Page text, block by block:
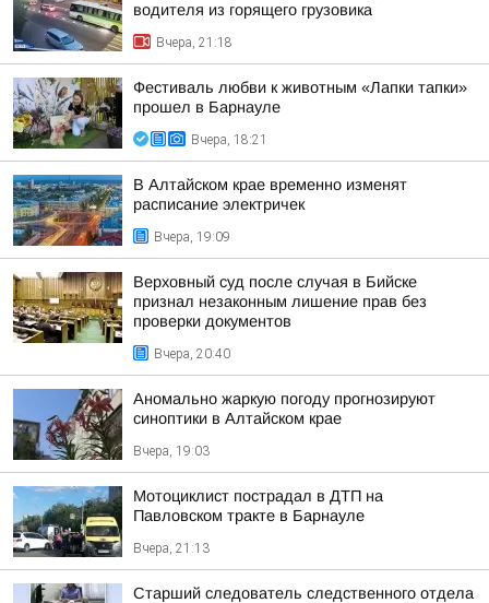
водителя из горящего грузовика
Вчера, 21:18
Фестиваль любви к животным «Лапки тапки»
прошел в Барнауле
Вчера, 18:21
В Алтайском крае временно изменят
расписание электричек
Вчера, 19:09
Верховный суд после случая в Бийске
признал незаконным лишение прав без
проверки документов
Вчера, 20:40
Аномально жаркую погоду прогнозируют
синоптики в Алтайском крае
Вчера, 19:03
Мотоциклист пострадал в ДТП на
Павловском тракте в Барнауле
Вчера, 21:13
Старший следователь следственного отдела